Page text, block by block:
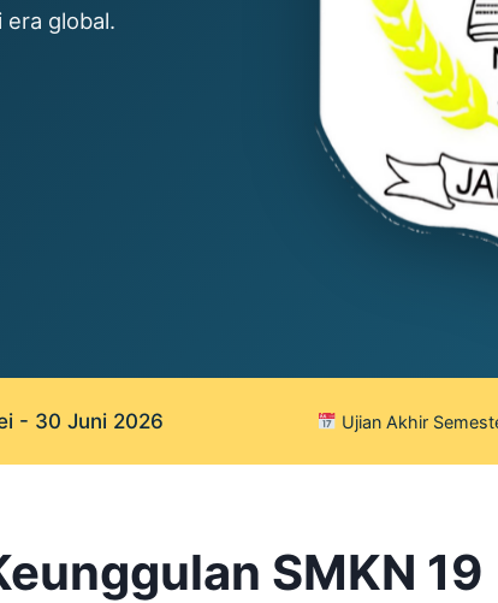
global.
- 30 Juni 2026 Ujian Akhir
SMKN 19